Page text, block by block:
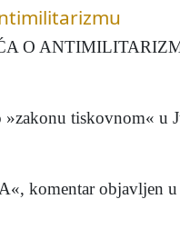
O
tiskovnom« u
komentar objavljen